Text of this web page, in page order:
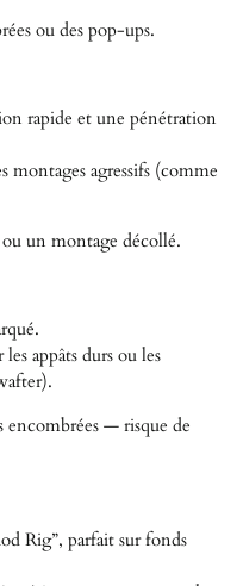
ou des pop-ups.
rapide et une pénétration
montages agressifs (comme
un montage décollé.
appâts durs ou les
— risque de
Rig”, parfait sur fonds